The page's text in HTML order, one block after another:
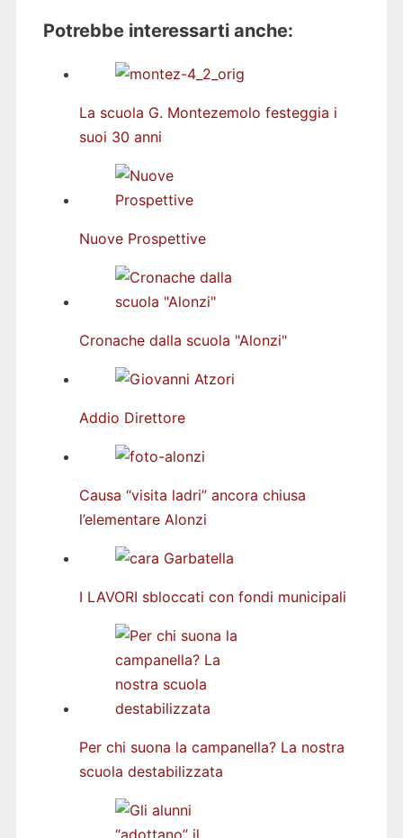
Potrebbe interessarti anche:
La scuola G. Montezemolo festeggia i
suoi 30 anni
Nuove Prospettive
Cronache dalla scuola "Alonzi"
Addio Direttore
Causa “visita ladri” ancora chiusa
l’elementare Alonzi
I LAVORI sbloccati con fondi municipali
Per chi suona la campanella? La nostra
scuola destabilizzata